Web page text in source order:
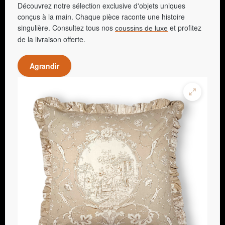
Découvrez notre sélection exclusive d'objets uniques
conçus à la main. Chaque pièce raconte une histoire
singulière. Consultez tous nos coussins de luxe et profitez
de la livraison offerte.
Agrandir